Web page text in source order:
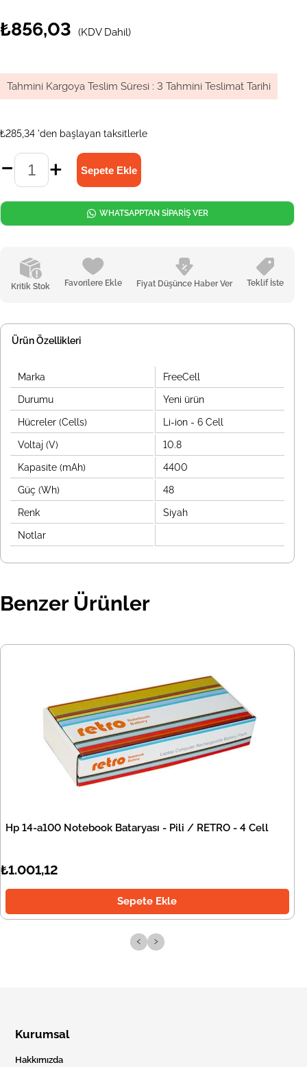
₺856,03 (KDV Dahil)
Tahmini Kargoya Teslim Süresi : 3 Tahmini Teslimat Tarihi
₺285,34 'den başlayan taksitlerle
Kritik Stok Favorilere Ekle Fiyat Düşünce Haber Ver Teklif İste
WHATSAPPTAN SİPARİŞ VER
Ürün Özellikleri
Marka FreeCell
Durumu Yeni ürün
Hücreler (Cells) Li-ion - 6 Cell
Voltaj (V) 10.8
Kapasite (mAh) 4400
Güç (Wh) 48
Renk Siyah
Notlar
Benzer Ürünler
Hp 14-a100 Notebook Bataryası - Pili / RETRO - 4 Cell
₺1.001,12
Sepete Ekle
‹ ›
Kurumsal
Hakkımızda